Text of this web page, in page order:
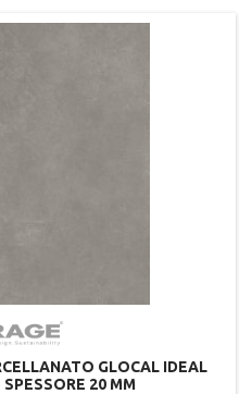
GLOCAL IDEAL
SPESSORE 20 MM